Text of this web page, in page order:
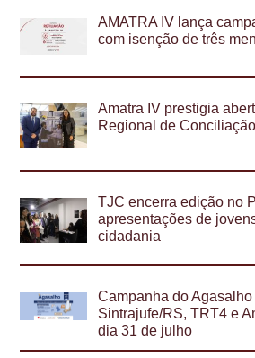
AMATRA IV lança
com isenção de três
Amatra IV prestigia
Regional de
TJC encerra edição no
apresentações de
cidadania
Campanha do
Sintrajufe/RS, TRT4 e
dia 31 de julho